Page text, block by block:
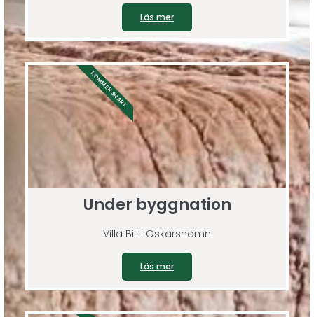
Läs mer
Under byggnation
Villa Bill i Oskarshamn
Läs mer
KOMMER SNART